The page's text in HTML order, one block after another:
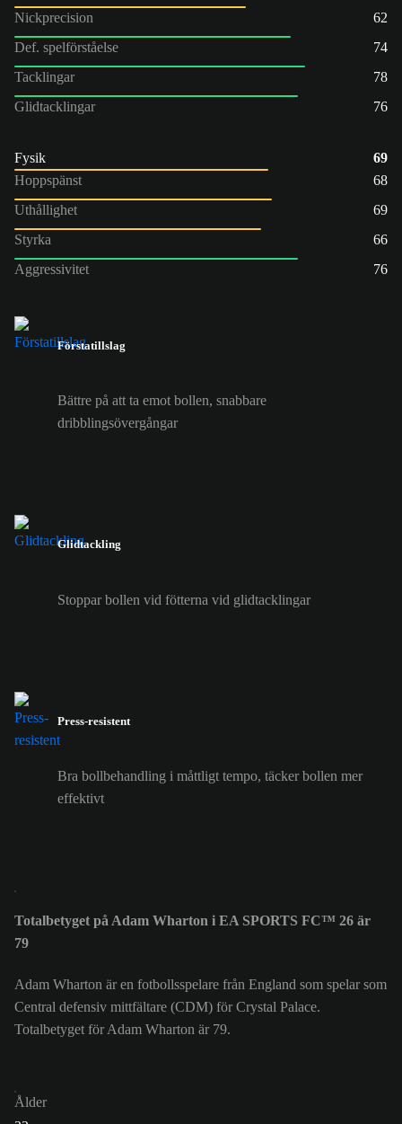
Nickprecision
62
Def. spelförståelse
74
Tacklingar
78
Glidtacklingar
76
Fysik
69
Hoppspänst
68
Uthållighet
69
Styrka
66
Aggressivitet
76
Förstatillslag
Bättre på att ta emot bollen, snabbare
dribblingsövergångar
Glidtackling
Stoppar bollen vid fötterna vid glidtacklingar
Press-resistent
Bra bollbehandling i måttligt tempo, täcker bollen mer
effektivt
Totalbetyget på Adam Wharton i EA SPORTS FC™ 26 är
79
Adam Wharton är en fotbollsspelare från England som spelar som
Central defensiv mittfältare (CDM) för Crystal Palace.
Totalbetyget för Adam Wharton är 79.
Ålder